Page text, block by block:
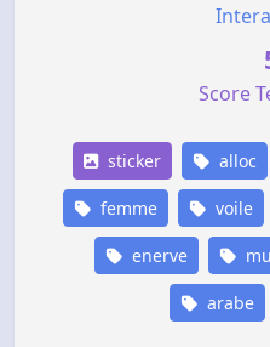
Score
sticker alloc
femme voile
enerve
arabe